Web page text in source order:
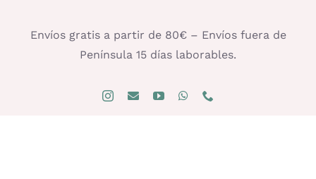
Envíos gratis a partir de 80€ – Envíos fuera de
Península 15 días laborables.